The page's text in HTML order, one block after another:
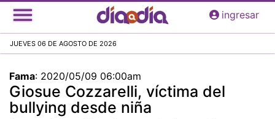
Pasar
al
principal
ingresar
JUEVES 06 DE AGOSTO DE 2026
Fama: 2020/05/09 06:00am
Giosue Cozzarelli, víctima del
bullying desde niña